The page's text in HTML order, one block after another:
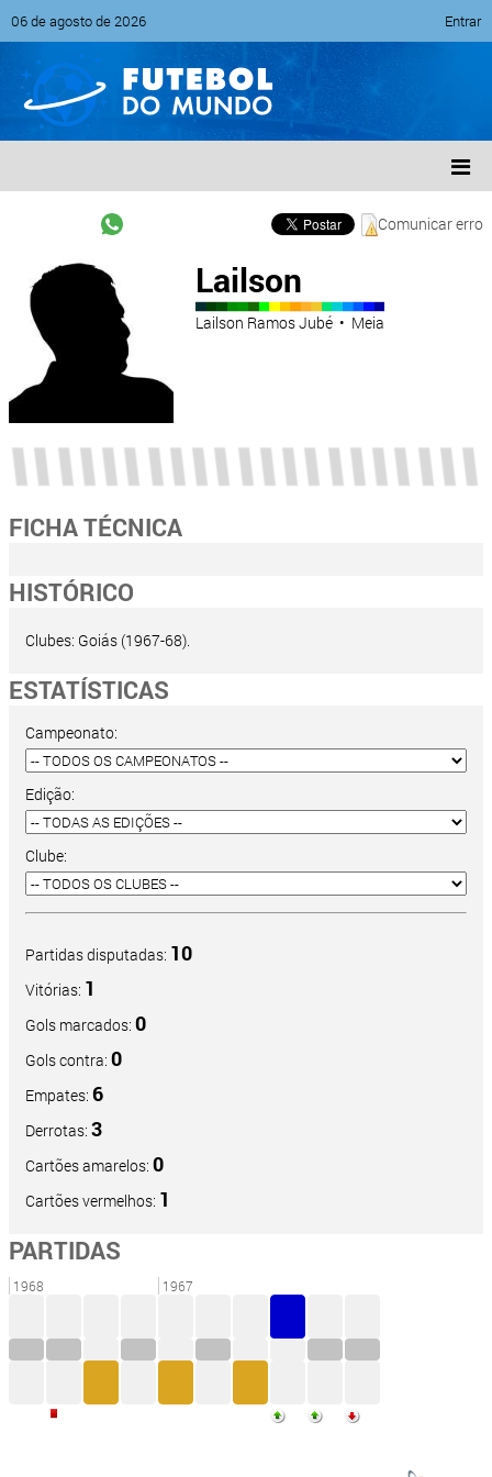
06 de agosto de 2026 Entrar
Comunicar erro
Lailson
Lailson Ramos Jubé • Meia
FICHA TÉCNICA
HISTÓRICO
Clubes: Goiás (1967-68).
ESTATÍSTICAS
Campeonato:
Edição:
Clube:
Partidas disputadas: 10
Vitórias: 1
Gols marcados: 0
Gols contra: 0
Empates: 6
Derrotas: 3
Cartões amarelos: 0
Cartões vermelhos: 1
PARTIDAS
1968 1967